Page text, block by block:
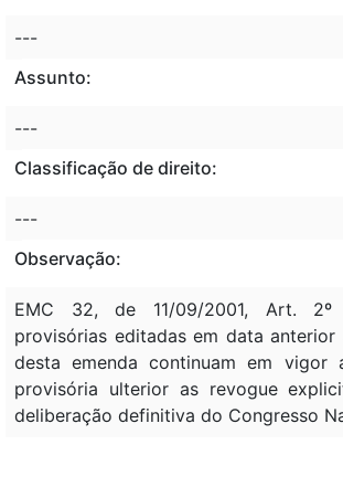
---
Assunto:
---
Classificação de direito:
---
Observação:
EMC 32, de 11/09/2001, Art.
provisórias editadas em data
desta emenda continuam em vigor
provisória ulterior as revogue
deliberação definitiva do Congresso